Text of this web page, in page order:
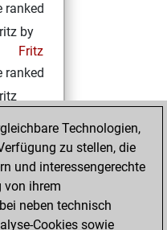
ranked
by
Fritz
ranked
a
of 3
Technologien,
zu stellen, die
und interessengerechte
von ihrem
neben technisch
Cookies sowie